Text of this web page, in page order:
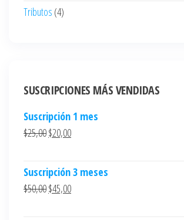
Tributos (4)
SUSCRIPCIONES MÁS VENDIDAS
Suscripción 1 mes
$25,00$20,00
Suscripción 3 meses
$50,00$45,00